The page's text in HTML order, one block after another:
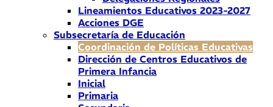
Lineamientos Educativos 2023-2027
Acciones DGE
Subsecretaría de Educación
Coordinación de Políticas Educativas
Dirección de Centros Educativos de
Primera Infancia
Inicial
Primaria